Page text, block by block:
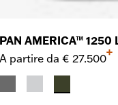
PAN AMERICA™ 1250
A partire da € 27.500
+